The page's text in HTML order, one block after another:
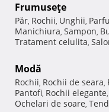
Frumuseţe
Păr, Rochii, Unghii,
Manichiura, Sampon,
Tratament celulita,
Modă
Rochii, Rochii de seara,
Pantofi, Rochii elegante,
Ochelari de soare,